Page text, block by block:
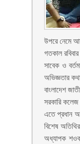
উপরে নেমে
গতকাল
সাবেক ও
অভিজ্ঞতার
বাংলাদেশ
সরকারি
এতে প্রধান
বিশেষ
অধ্যাপক